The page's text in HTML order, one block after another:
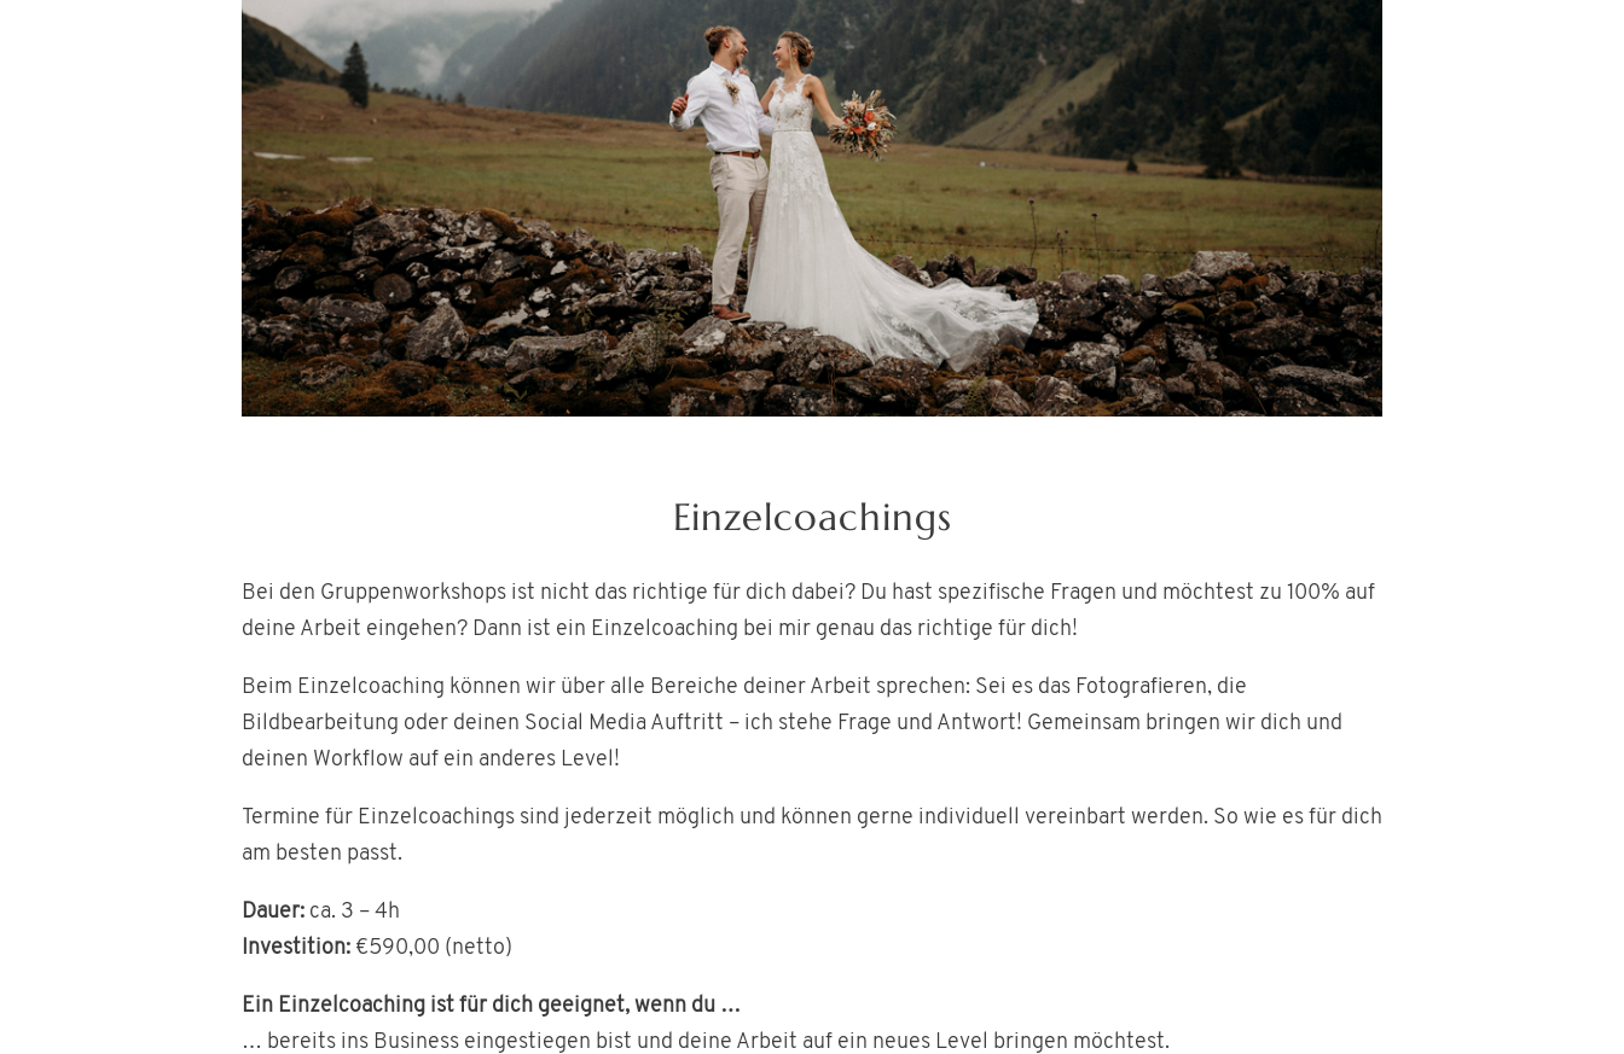
Einzelcoachings
Bei den Gruppenworkshops ist nicht das richtige für dich dabei? Du hast spezifische Fragen und möchtest zu 100% auf
deine Arbeit eingehen? Dann ist ein Einzelcoaching bei mir genau das richtige für dich!
Beim Einzelcoaching können wir über alle Bereiche deiner Arbeit sprechen: Sei es das Fotografieren, die
Bildbearbeitung oder deinen Social Media Auftritt – ich stehe Frage und Antwort! Gemeinsam bringen wir dich und
deinen Workflow auf ein anderes Level!
Termine für Einzelcoachings sind jederzeit möglich und können gerne individuell vereinbart werden. So wie es für dich
am besten passt.
Dauer:ca. 3 – 4h
Investition:€590,00 (netto)
Ein Einzelcoaching ist für dich geeignet, wenn du …
… bereits ins Business eingestiegen bist und deine Arbeit auf ein neues Level bringen möchtest.